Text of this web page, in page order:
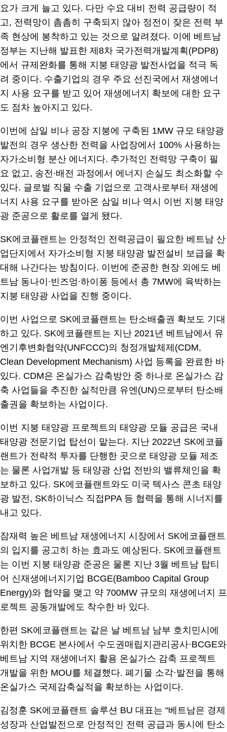
요가 크게 늘고 있다. 다만 수요 대비 전력 공급량이 적
고, 전력망이 촘촘히 구축되지 않아 정전이 잦은 전력 부
족 현상에 봉착하고 있는 것으로 알려졌다. 이에 베트남
정부는 지난해 발표한 제8차 국가전력개발계획(PDP8)
에서 규제완화를 통해 지붕 태양광 발전사업을 적극 독
려 중이다. 수출기업의 경우 주요 선진국에서 재생에너
지 사용 요구를 받고 있어 재생에너지 확보에 대한 요구
도 점차 높아지고 있다.
이번에 삼일 비나 공장 지붕에 구축된 1MW 규모 태양광
발전의 경우 생산한 전력을 사업장에서 100% 사용하는
자가소비형 분산 에너지다. 추가적인 전력망 구축이 필
요 없고, 송전∙배전 과정에서 에너지 손실도 최소화할 수
있다. 글로벌 직물 수출 기업으로 고객사로부터 재생에
너지 사용 요구를 받아온 삼일 비나 역시 이번 지붕 태양
광 준공으로 활로를 열게 됐다.
SK에코플랜트는 안정적인 전력공급이 필요한 베트남 산
업단지에서 자가소비형 지붕 태양광 발전설비 보급을 확
대해 나간다는 방침이다. 이번에 준공한 현장 외에도 베
트남 동나이∙빈즈엉∙하이퐁 등에서 총 7MW에 육박하는
지붕 태양광 사업을 진행 중이다.
이번 사업으로 SK에코플랜트는 탄소배출권 확보도 기대
하고 있다. SK에코플랜트는 지난 2021년 베트남에서 유
엔기후변화협약(UNFCCC)의 청정개발체제(CDM,
Clean Development Mechanism) 사업 등록을 완료한 바
있다. CDM은 온실가스 감축방안 중 하나로 온실가스 감
축 사업들을 추진한 실적만큼 유엔(UN)으로부터 탄소배
출권을 확보하는 사업이다.
이번 지붕 태양광 프로젝트의 태양광 모듈 공급은 국내
태양광 전문기업 탑선이 맡는다. 지난 2022년 SK에코플
랜트가 전략적 투자를 단행한 곳으로 태양광 모듈 제조
는 물론 사업개발 등 태양광 산업 전반의 밸류체인을 확
보하고 있다. SK에코플랜트와도 미국 텍사스 콘초 태양
광 발전, SK하이닉스 직접PPA 등 협력을 통해 시너지를
내고 있다.
잠재력 높은 베트남 재생에너지 시장에서 SK에코플랜트
의 입지를 공고히 하는 효과도 예상된다. SK에코플랜트
는 이번 지붕 태양광 준공은 물론 지난 3월 베트남 탑티
어 신재생에너지기업 BCGE(Bamboo Capital Group
Energy)와 협약을 맺고 약 700MW 규모의 재생에너지 프
로젝트 공동개발에도 착수한 바 있다.
한편 SK에코플랜트는 같은 날 베트남 남부 호치민시에
위치한 BCGE 본사에서 수도권매립지관리공사·BCGE와
베트남 지역 재생에너지 활용 온실가스 감축 프로젝트
개발을 위한 MOU를 체결했다. 폐기물 소각·발전을 통해
온실가스 국제감축실적을 확보하는 사업이다.
김정훈 SK에코플랜트 솔루션 BU 대표는 “베트남은 경제
성장과 산업발전으로 안정적인 전력 공급과 동시에 탄소